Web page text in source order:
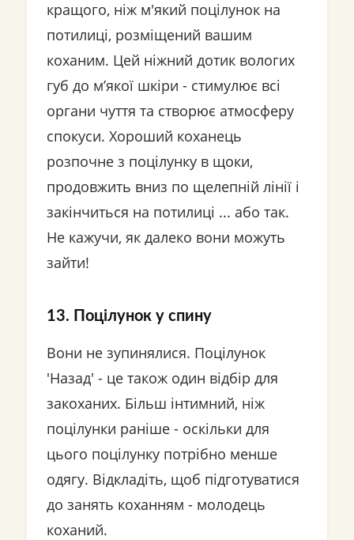
кращого, ніж м'який поцілунок на
потилиці, розміщений вашим
коханим. Цей ніжний дотик вологих
губ до м’якої шкіри - стимулює всі
органи чуття та створює атмосферу
спокуси. Хороший коханець
розпочне з поцілунку в щоки,
продовжить вниз по щелепній лінії і
закінчиться на потилиці ... або так.
Не кажучи, як далеко вони можуть
зайти!
13. Поцілунок у спину
Вони не зупинялися. Поцілунок
'Назад' - це також один відбір для
закоханих. Більш інтимний, ніж
поцілунки раніше - оскільки для
цього поцілунку потрібно менше
одягу. Відкладіть, щоб підготуватися
до занять коханням - молодець
коханий.